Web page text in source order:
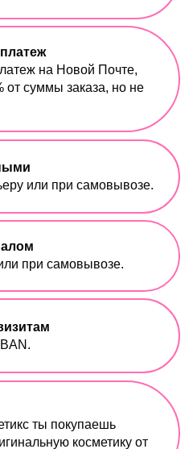
на Новой Почте,
от суммы заказа, но не
или при самовывозе.
при самовывозе.
ты покупаешь
косметику от